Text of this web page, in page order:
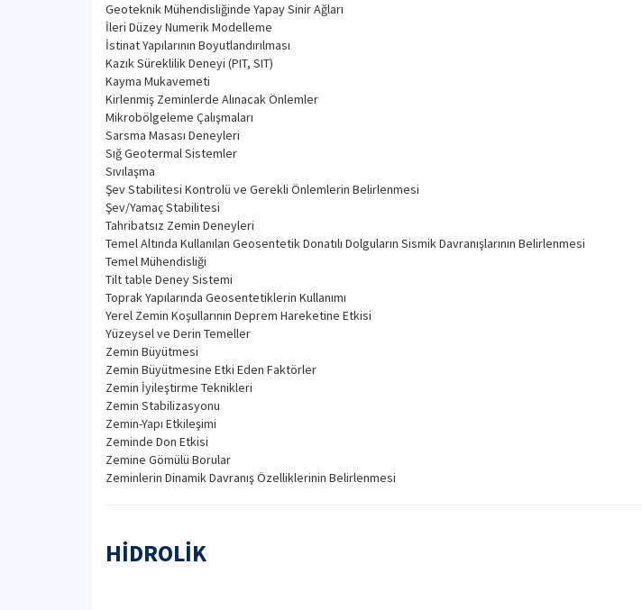
Geoteknik Mühendisliğinde Yapay Sinir Ağları
İleri Düzey Numerik Modelleme
İstinat Yapılarının Boyutlandırılması
Kazık Süreklilik Deneyi (PIT, SIT)
Kayma Mukavemeti
Kirlenmiş Zeminlerde Alınacak Önlemler
Mikrobölgeleme Çalışmaları
Sarsma Masası Deneyleri
Sığ Geotermal Sistemler
Sıvılaşma
Şev Stabilitesi Kontrolü ve Gerekli Önlemlerin Belirlenmesi
Şev/Yamaç Stabilitesi
Tahribatsız Zemin Deneyleri
Temel Altında Kullanılan Geosentetik Donatılı Dolguların Sismik Davranışlarının Belirlenmesi
Temel Mühendisliği
Tilt table Deney Sistemi
Toprak Yapılarında Geosentetiklerin Kullanımı
Yerel Zemin Koşullarının Deprem Hareketine Etkisi
Yüzeysel ve Derin Temeller
Zemin Büyütmesi
Zemin Büyütmesine Etki Eden Faktörler
Zemin İyileştirme Teknikleri
Zemin Stabilizasyonu
Zemin-Yapı Etkileşimi
Zeminde Don Etkisi
Zemine Gömülü Borular
Zeminlerin Dinamik Davranış Özelliklerinin Belirlenmesi
HİDROLİK